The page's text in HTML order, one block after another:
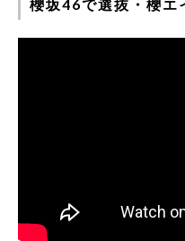
櫻坂46で選抜・櫻エ